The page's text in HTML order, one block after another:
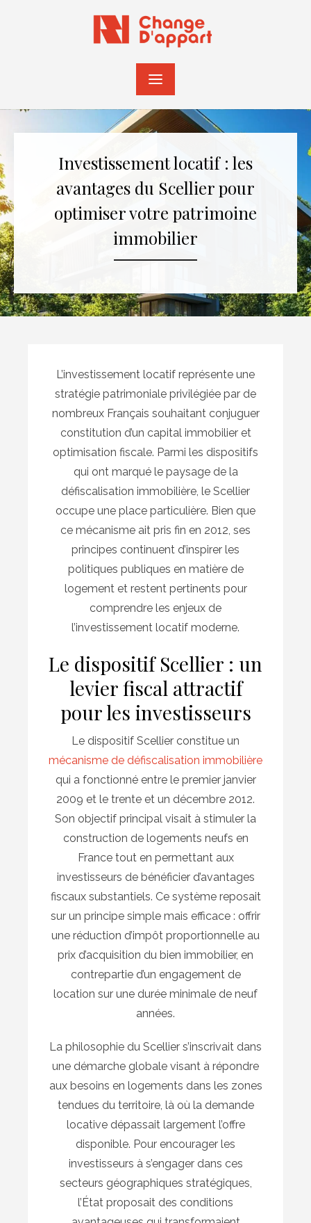
Investissement locatif : les
avantages du Scellier pour
optimiser votre patrimoine
immobilier
on
L’investissement locatif représente une
stratégie patrimoniale privilégiée par de
nombreux Français souhaitant conjuguer
constitution d’un capital immobilier et
optimisation fiscale. Parmi les dispositifs
qui ont marqué le paysage de la
défiscalisation immobilière, le Scellier
occupe une place particulière. Bien que
ce mécanisme ait pris fin en 2012, ses
principes continuent d’inspirer les
politiques publiques en matière de
logement et restent pertinents pour
comprendre les enjeux de
l’investissement locatif moderne.
Le dispositif Scellier : un
levier fiscal attractif
pour les investisseurs
Le dispositif Scellier constitue un
mécanisme de défiscalisation immobilière
qui a fonctionné entre le premier janvier
2009 et le trente et un décembre 2012.
Son objectif principal visait à stimuler la
construction de logements neufs en
France tout en permettant aux
investisseurs de bénéficier d’avantages
fiscaux substantiels. Ce système reposait
sur un principe simple mais efficace : offrir
une réduction d’impôt proportionnelle au
prix d’acquisition du bien immobilier, en
contrepartie d’un engagement de
location sur une durée minimale de neuf
années.
La philosophie du Scellier s’inscrivait dans
une démarche globale visant à répondre
aux besoins en logements dans les zones
tendues du territoire, là où la demande
locative dépassait largement l’offre
disponible. Pour encourager les
investisseurs à s’engager dans ces
secteurs géographiques stratégiques,
l’État proposait des conditions